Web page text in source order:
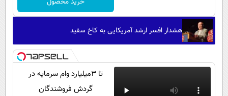
هشدار افسر ارشد آمریکایی به کاخ سفید
تا 3میلیارد وام سرمایه در
گردش فروشندگان